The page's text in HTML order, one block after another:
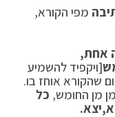
מפי הקורא,
אחת,
[ויקפיד להשמיע
שהקורא אוחז בו.
מן החומש, כל
יצא.